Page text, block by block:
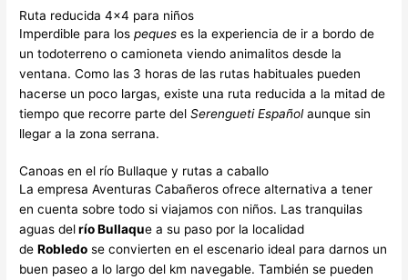
Ruta reducida 4×4 para niños
Imperdible para lospeques es la experiencia de ir a bordo de
un todoterreno o camioneta viendo animalitos desde la
ventana. Como las 3 horas de las rutas habituales pueden
hacerse un poco largas, existe una ruta reducida a la mitad de
tiempo que recorre parte delSerengueti Españolaunque sin
llegar a la zona serrana.
Canoas en el río Bullaque y rutas a caballo
La empresa Aventuras Cabañeros ofrece alternativa a tener
en cuenta sobre todo si viajamos con niños. Las tranquilas
aguas delrío Bullaque a su paso por la localidad
deRobledo se convierten en el escenario ideal para darnos un
buen paseo a lo largo del km navegable. También se pueden